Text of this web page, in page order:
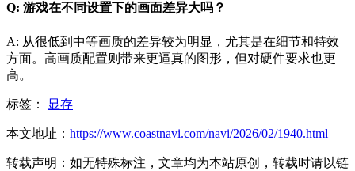
Q: 游戏在不同设置下的画面差异大吗？
A: 从很低到中等画质的差异较为明显，尤其是在细节和特效
方面。高画质配置则带来更逼真的图形，但对硬件要求也更
高。
标签： 显存
本文地址： https://www.coastnavi.com/navi/2026/02/1940.html
转载声明： 如无特殊标注，文章均为本站原创，转载时请以链